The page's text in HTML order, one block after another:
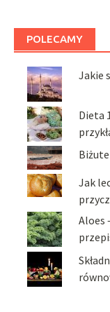
POLECAMY
Jakie
Dieta
Jak
Aloes